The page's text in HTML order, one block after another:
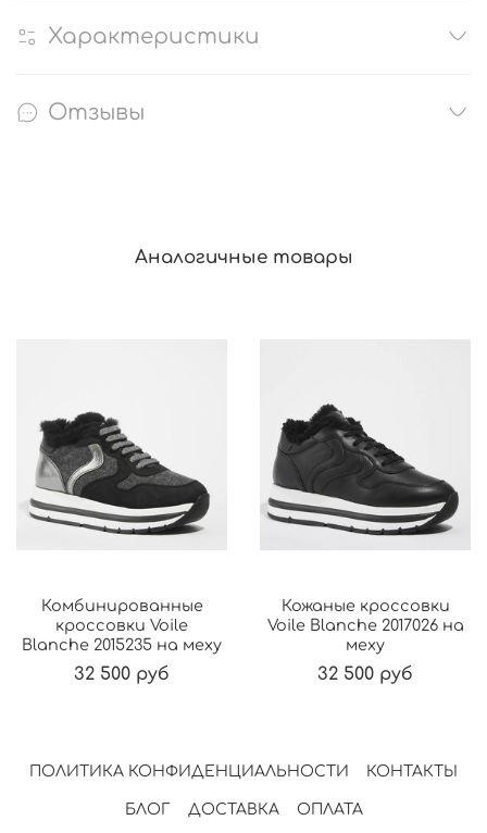
Характеристики
Отзывы
Аналогичные товары
Комбинированные
кроссовки Voile
Blanche 2015235 на меху
32 500 руб
Кожаные кроссовки
Voile Blanche 2017026 на
меху
32 500 руб
ПОЛИТИКА КОНФИДЕНЦИАЛЬНОСТИ КОНТАКТЫ
БЛОГ ДОСТАВКА ОПЛАТА